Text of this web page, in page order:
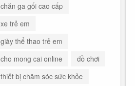
chăn ga gối cao cấp
xe trẻ em
giày thể thao trẻ em
cho mong cai online
đồ chơi
thiết bị chăm sóc sức khỏe